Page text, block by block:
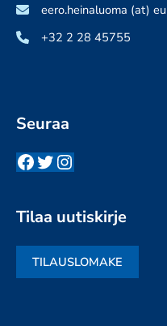
eero.heinaluoma (at)
+32 2 28 45755
Seuraa
Facebook
Twitter
Instagram
Tilaa uutiskirje
TILAUSLOMAKE